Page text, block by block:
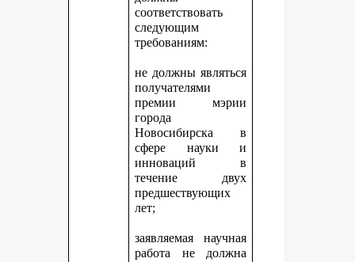
соответствовать
следующим
требованиям:
не должны являться
получателями
премии мэрии
города
Новосибирска в
сфере науки и
инноваций в
течение двух
предшествующих
лет;
заявляемая научная
работа не должна